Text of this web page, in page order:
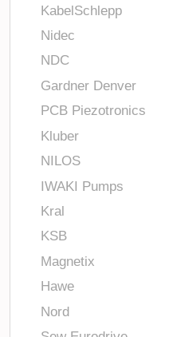
KabelSchlepp
Nidec
NDC
Gardner Denver
PCB Piezotronics
Kluber
NILOS
IWAKI Pumps
Kral
KSB
Magnetix
Hawe
Nord